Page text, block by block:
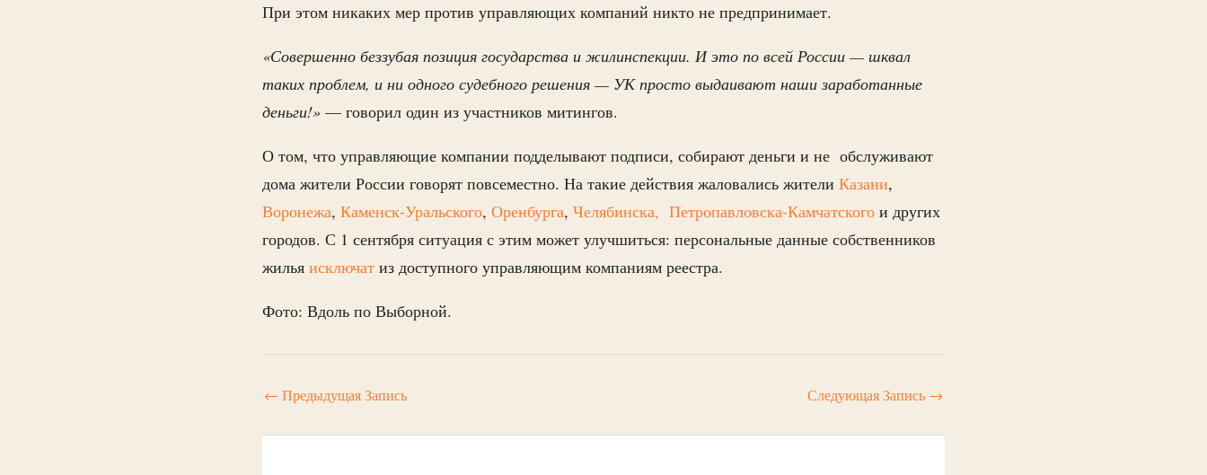
При этом никаких мер против управляющих компаний никто не предпринимает.
«Совершенно беззубая позиция государства и жилинспекции. И это по всей России — шквал
таких проблем, и ни одного судебного решения — УК просто выдаивают наши заработанные
деньги!» — говорил один из участников митингов.
О том, что управляющие компании подделывают подписи, собирают деньги и не обслуживают
дома жители России говорят повсеместно. На такие действия жаловались жители Казани,
Воронежа, Каменск-Уральского, Оренбурга, Челябинска, Петропавловска-Камчатского и других
городов. С 1 сентября ситуация с этим может улучшиться: персональные данные собственников
жилья исключат из доступного управляющим компаниям реестра.
Фото: Вдоль по Выборной.
← Предыдущая Запись Следующая Запись →